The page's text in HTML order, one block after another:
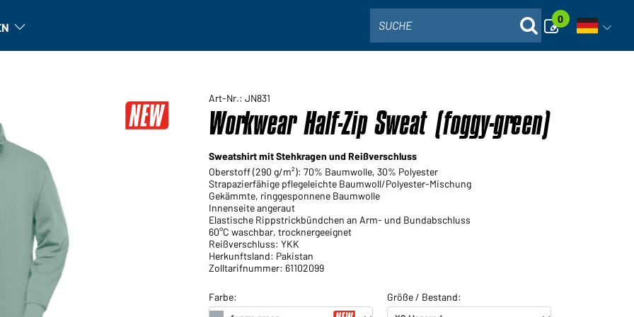
Unternehmen: Untermenü öffnen SUCHE
0
Art-Nr.: JN831
Workwear Half-Zip Sweat (foggy-green)
Sweatshirt mit Stehkragen und Reißverschluss
Oberstoff (290 g/m²): 70% Baumwolle, 30% Polyester
Strapazierfähige pflegeleichte Baumwoll/Polyester-Mischung
Gekämmte, ringgesponnene Baumwolle
Innenseite angeraut
Elastische Rippstrickbündchen an Arm- und Bundabschluss
60°C waschbar, trocknergeeignet
Reißverschluss: YKK
Herkunftsland: Pakistan
Zolltarifnummer: 61102099